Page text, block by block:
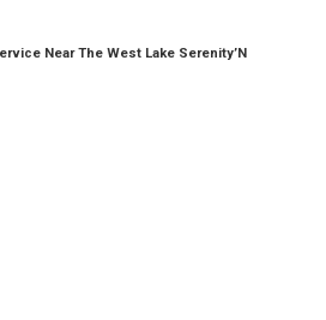
Near The West Lake Serenity’N